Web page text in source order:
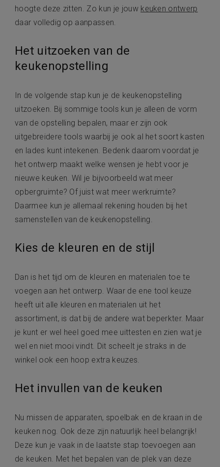
hoogte deze zitten. Zo kun je jouw keuken ontwerp
daar volledig op aanpassen.
Het uitzoeken van de
keukenopstelling
In de volgende stap kun je de keukenopstelling
uitzoeken. Bij sommige tools kun je alleen de vorm
van de opstelling bepalen, maar er zijn ook
uitgebreidere tools waarbij je ook al het soort kasten
en lades kunt intekenen. Bedenk daarom voordat je
het ontwerp maakt welke wensen je hebt voor je
nieuwe keuken. Wil je bijvoorbeeld wat meer
opbergruimte? Of juist wat meer werkruimte?
Daarmee kun je allemaal rekening houden bij het
samenstellen van de keukenopstelling.
Kies de kleuren en de stijl
Dan is het tijd om de kleuren en materialen toe te
voegen aan het ontwerp. Waar de ene tool keuze
heeft uit alle kleuren en materialen uit het
assortiment, is dat bij de andere wat beperkter. Maar
je kunt er wel heel goed mee uittesten en zien wat je
wel en niet mooi vindt. Dit scheelt je straks in de
winkel ook een hoop extra keuzes.
Het invullen van de keuken
Nu missen de apparaten, spoelbak en de kraan in de
keuken nog. Ook deze zijn natuurlijk heel belangrijk!
Deze kun je vaak in de laatste stap toevoegen aan
de keuken. Met het bepalen van de plek van deze